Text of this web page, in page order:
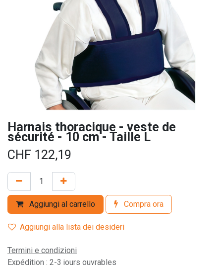
Harnais thoracique - veste de
sécurité - 10 cm - Taille L
CHF 122,19
Aggiungi al carrello Compra ora
Aggiungi alla lista dei desideri
Termini e condizioni
Expédition : 2-3 jours ouvrables